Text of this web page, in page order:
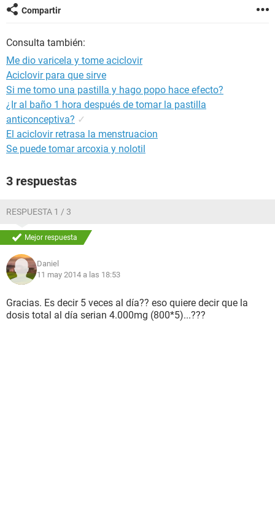
del medicamento y en muchas paginas se dice que la dosis
es 800mg cada 6 horas. Mi duda es que creo que el medico
indica la caja del medicamento.
Mi duda es, cual sera realmente la dosis?? Son 200mg cada
6 horas (800mg al dia) o son 800mg cada 6 horas (3200mg
al dia)...???
Por eso sera que noto que no me esta haciendo
efecto...porque la dosis que estoy tomando no es la correcta
y es muy baja??
Compartir
Consulta también:
Me dio varicela y tome aciclovir
Aciclovir para que sirve
Si me tomo una pastilla y hago popo hace efecto?
¿Ir al baño 1 hora después de tomar la pastilla
anticonceptiva? ✓
El aciclovir retrasa la menstruacion
Se puede tomar arcoxia y nolotil
3 respuestas
RESPUESTA 1 / 3
Mejor respuesta
Daniel
11 may 2014 a las 18:53
Gracias. Es decir 5 veces al día?? eso quiere decir que la
dosis total al día serian 4.000mg (800*5)...???